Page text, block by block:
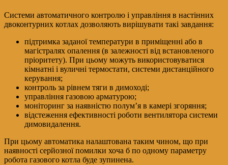
Системи автоматичного контролю і управління в настінних
двоконтурних котлах дозволяють вирішувати такі завдання:
підтримка заданої температури в приміщенні або в
магістралях опалення (в залежності від встановленого
пріоритету). При цьому можуть використовуватися
кімнатні і вуличні термостати, системи дистанційного
керування;
контроль за рівнем тяги в димоході;
управління газовою арматурою;
моніторинг за наявністю полум’я в камері згоряння;
відстеження ефективності роботи вентилятора системи
димовидалення.
При цьому автоматика налаштована таким чином, що при
наявності серйозної помилки хоча б по одному параметру
робота газового котла буде зупинена.